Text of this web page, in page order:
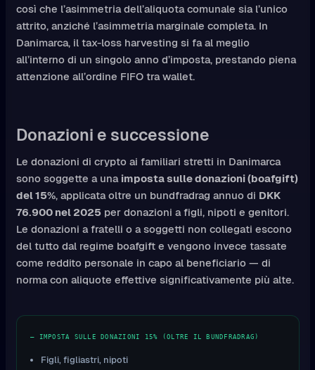
così che l’asimmetria dell’aliquota comunale sia l’unico
attrito, anziché l’asimmetria marginale completa. In
Danimarca, il tax-loss harvesting si fa al meglio
all’interno di un singolo anno d’imposta, prestando piena
attenzione all’ordine FIFO tra wallet.
Donazioni e successione
Le donazioni di crypto ai familiari stretti in Danimarca
sono soggette a una imposta sulle donazioni (boafgift)
del 15%, applicata oltre un bundfradrag annuo di DKK
76.900 nel 2025per donazioni a figli, nipoti e genitori.
Le donazioni a fratelli o a soggetti non collegati escono
del tutto dal regime boafgift e vengono invece tassate
come reddito personale in capo al beneficiario — di
norma con aliquote effettive significativamente più alte.
— IMPOSTA SULLE DONAZIONI 15% (OLTRE IL BUNDFRADRAG)
Figli, figliastri, nipoti